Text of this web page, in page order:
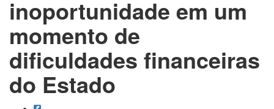
inoportunidade em um
momento de
dificuldades financeiras
do Estado